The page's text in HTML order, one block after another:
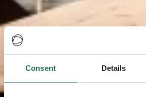
Consent Details